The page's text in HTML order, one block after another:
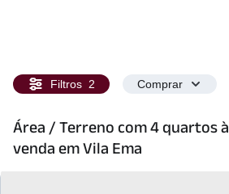
Filtros 2 Comprar
Área / Terreno com 4 quartos à
venda em Vila Ema